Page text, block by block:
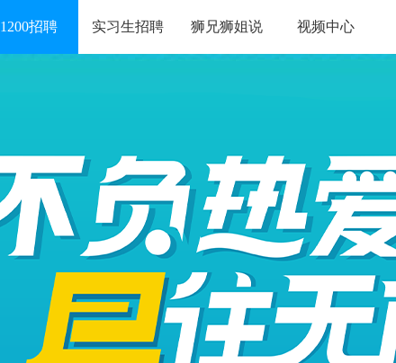
1200招聘 实习生招聘 狮兄狮姐说 视频中心